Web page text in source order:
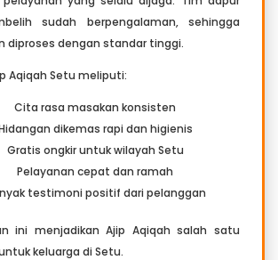
sudah berpengalaman, sehingga
diproses dengan standar tinggi.
Aqiqah Setu meliputi:
Cita rasa masakan konsisten
dikemas rapi dan higienis
Gratis ongkir untuk wilayah Setu
Pelayanan cepat dan ramah
testimoni positif dari pelanggan
ini menjadikan Ajip Aqiqah salah satu
keluarga di Setu.